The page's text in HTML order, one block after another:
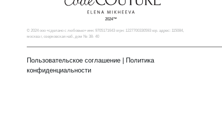
© 2024 ооо «сделано с любовью» инн: 9705171643 огрн: 1227700330593 юр. адрес: 115084,
москва г, озерковская наб, дом № 38- 40
Пользовательское соглашение
Политика
конфиденциальности
2024™